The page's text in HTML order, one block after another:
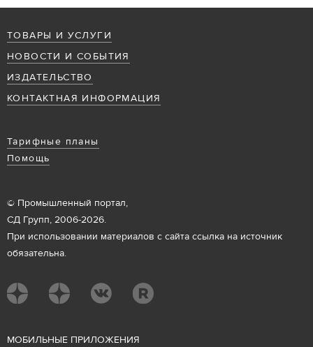
ТОВАРЫ И УСЛУГИ
НОВОСТИ И СОБЫТИЯ
ИЗДАТЕЛЬСТВО
КОНТАКТНАЯ ИНФОРМАЦИЯ
Тарифные планы
Помощь
© Промышленный портал,
СД Групп, 2006-2026.
При использовании материалов с сайта ссылка на источник
обязательна.
МОБИЛЬНЫЕ ПРИЛОЖЕНИЯ